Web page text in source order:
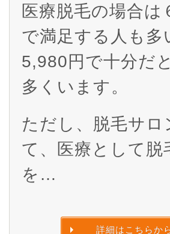
医療脱毛の場合は
で満足する人も多
5,980円で十分だ
多くいます。
ただし、脱毛サロ
て、医療として脱
を…
詳細はこちらか